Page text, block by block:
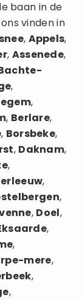
baan in de
vinden in
, Appels,
, Assenede,
,
,
, Berlare,
, Borsbeke,
, Daknam,
,
,
,
, Doel,
,
,
mere,
,
,